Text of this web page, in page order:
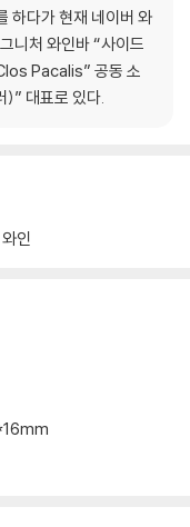
하다가 현재 네이버 와
니처 와인바 “사이드
Pacalis” 공동 소
)” 대표로 있다.
와인